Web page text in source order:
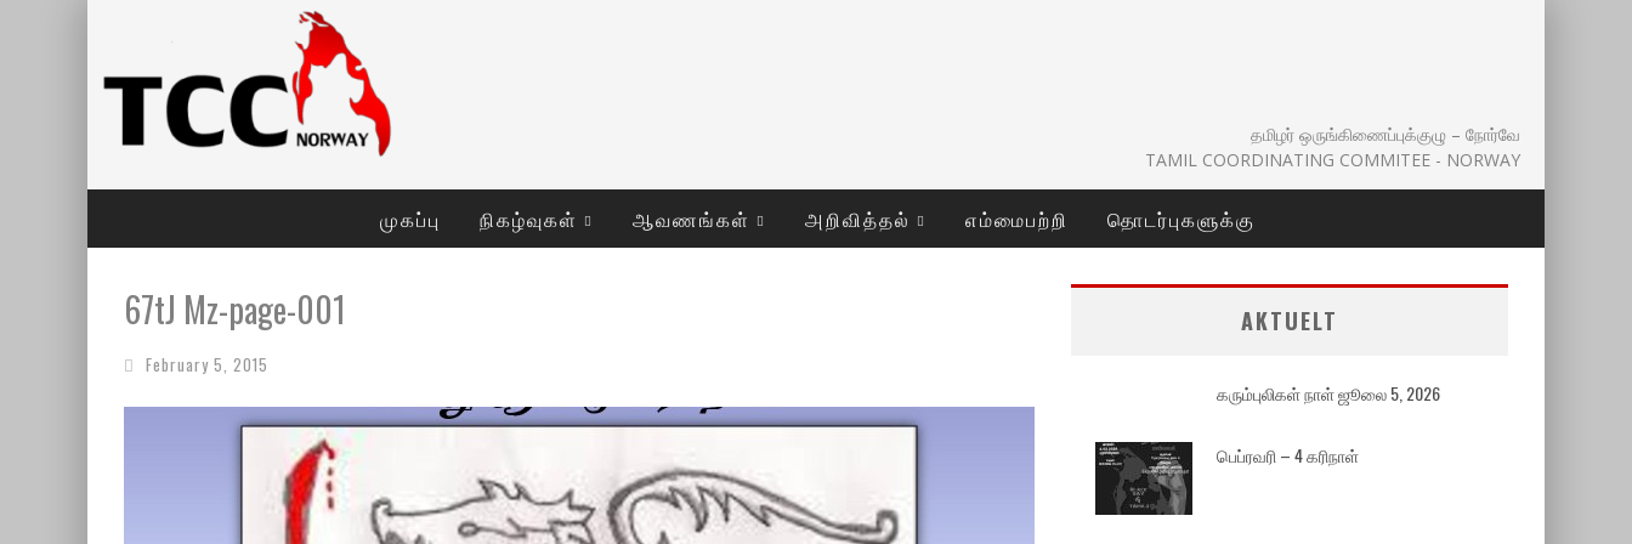
தமிழர் ஒருங்கிணைப்புக்குழு – நோர்வே
TAMIL COORDINATING COMMITEE - NORWAY
முகப்பு நிகழ்வுகள் ஆவணங்கள் அறிவித்தல் எம்மைபற்றி தொடர்புகளுக்கு
67tJ Mz-page-001
February 5, 2015
AKTUELT
கரும்புலிகள் நாள் ஜூலை 5, 2026
பெப்ரவரி – 4 கரிநாள்